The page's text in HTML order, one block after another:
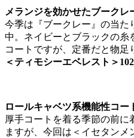
メランジを効かせたブークレ
今季は『ブークレー』の当た
中。ネイビーとブラックの糸
コートですが、定番だと物足
＜ティモシーエベレスト＞
ロールキャベツ系機能性コー
厚手コートを着る季節の前
ますが、今回は＜イセタン